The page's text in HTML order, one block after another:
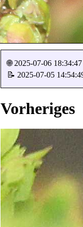
🌐 2025-07-06 18:34:47
📝 2025-07-05
Vorheriges